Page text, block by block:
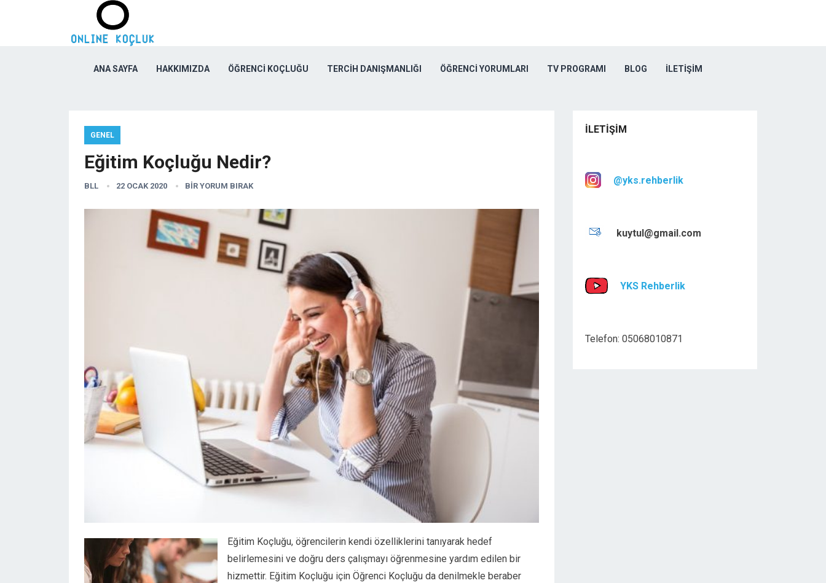
ANA SAYFA HAKKIMIZDA ÖĞRENCI KOÇLUĞU TERCIH DANIŞMANLIĞI ÖĞRENCI YORUMLARI TV PROGRAMI BLOG İLETIŞIM
GENEL
Eğitim Koçluğu Nedir?
BLL 22 OCAK 2020 BIR YORUM BIRAK
Eğitim Koçluğu, öğrencilerin kendi özelliklerini tanıyarak hedef
belirlemesini ve doğru ders çalışmayı öğrenmesine yardım edilen bir
hizmettir. Eğitim Koçluğu için Öğrenci Koçluğu da denilmekle beraber
İLETIŞIM
@yks.rehberlik
kuytul@gmail.com
YKS Rehberlik
Telefon: 05068010871